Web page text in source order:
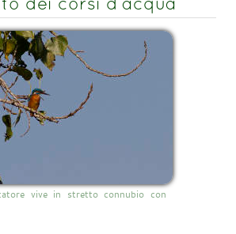
vive in stretto connubio con